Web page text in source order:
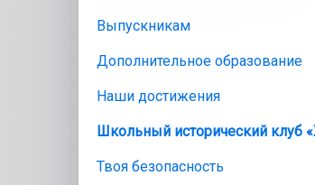
Выпускникам
Дополнительное образование
Наши достижения
Школьный исторический клуб
Твоя безопасность